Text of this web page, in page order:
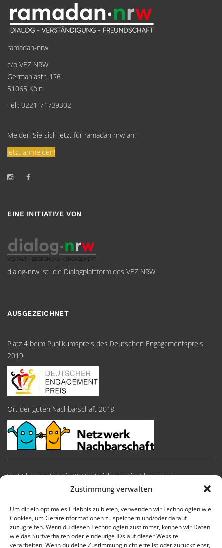
Zustimmung verwalten
Um dir ein optimales Erlebnis zu bieten, verwenden wir Technologien wie
Cookies, um Geräteinformationen zu speichern und/oder darauf
zuzugreifen. Wenn du diesen Technologien zustimmst, können wir Daten
wie das Surfverhalten oder eindeutige IDs auf dieser Website
verarbeiten. Wenn du deine Zustimmung nicht erteilst oder zurückziehst,
ramadan-nrw
c/o VEZ NRW
Germaniastr. 176
51065 Köln
Tel.: 0221-71739302
Melden Sie sich jetzt für ramadan-nrw an!
Jetzt anmelden!
EINE INITIATIVE VON
dialog-nrw ist die Dialogplattform des VEZ NRW
AUSGEZEICHNET
Platz 4 beim Publikumspreis des Deutschen Engagementspreis
2019
Ort der guten Nachbarschaft 2018
VEZ-Ehrenamtspreis 2018, Preiskategorie: Ehrenpreise